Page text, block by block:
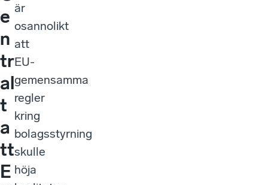
e
n
tr
al
t
a
tt
E
är
osannolikt
att
EU-
gemensamma
regler
kring
bolagsstyrning
skulle
höja